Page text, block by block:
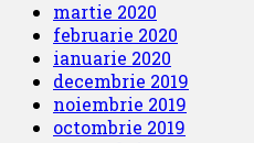
martie 2020
februarie 2020
ianuarie 2020
decembrie 2019
noiembrie 2019
octombrie 2019